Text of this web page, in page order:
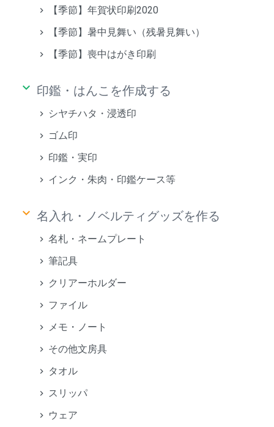
【季節】年賀状印刷2020
【季節】暑中見舞い（残暑見舞い）
【季節】喪中はがき印刷
keyboard_arrow_down 印鑑・はんこを作成する
シヤチハタ・浸透印
ゴム印
印鑑・実印
インク・朱肉・印鑑ケース等
keyboard_arrow_down 名入れ・ノベルティグッズを作る
名札・ネームプレート
筆記具
クリアーホルダー
ファイル
メモ・ノート
その他文房具
タオル
スリッパ
ウェア